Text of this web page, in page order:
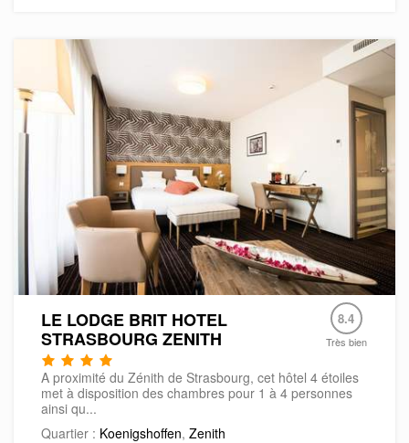
LE LODGE BRIT HOTEL
STRASBOURG ZENITH
8.4
Très bien
A proximité du Zénith de Strasbourg, cet hôtel 4 étoiles
met à disposition des chambres pour 1 à 4 personnes
ainsi qu...
Quartier : Koenigshoffen, Zenith